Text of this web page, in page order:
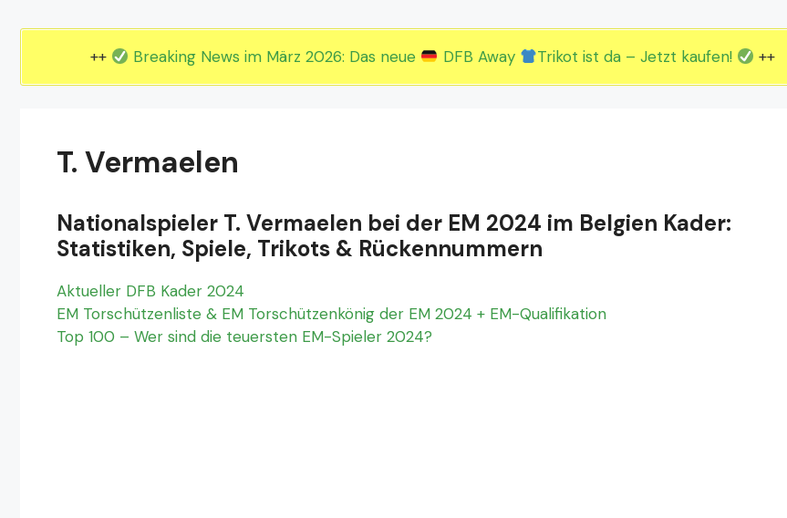
++ Breaking News im März 2026: Das neue DFB Away Trikot ist da – Jetzt kaufen! ++
T. Vermaelen
Nationalspieler T. Vermaelen bei der EM 2024 im Belgien Kader:
Statistiken, Spiele, Trikots & Rückennummern
Aktueller DFB Kader 2024
EM Torschützenliste & EM Torschützenkönig der EM 2024 + EM-Qualifikation
Top 100 – Wer sind die teuersten EM-Spieler 2024?